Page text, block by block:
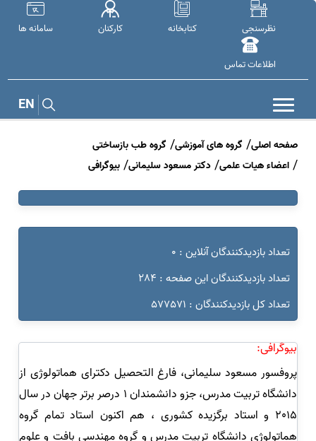
نظرسنجی کتابخانه کارکنان سامانه ها
اطلاعات تماس
EN
صفحه اصلی گروه های آموزشی گروه طب بازساختی
اعضاء هیات علمی دکتر مسعود سلیمانی بیوگرافی
تعداد بازدیدکنندگان آنلاین : 0
تعداد بازدیدکنندگان این صفحه : 284
تعداد کل بازدیدکنندگان : 577571
بیوگرافی:
پروفسور مسعود سلیمانی، فارغ التحصیل دکترای هماتولوژی از
دانشگاه تربیت مدرس، جزو دانشمندان 1 درصر برتر جهان در سال
2015 و استاد برگزیده کشوری ، هم اکنون استاد‌‌‌ تمام گروه
هماتولوژی دانشگاه تربیت مدرس و گروه مهندسی بافت و علوم